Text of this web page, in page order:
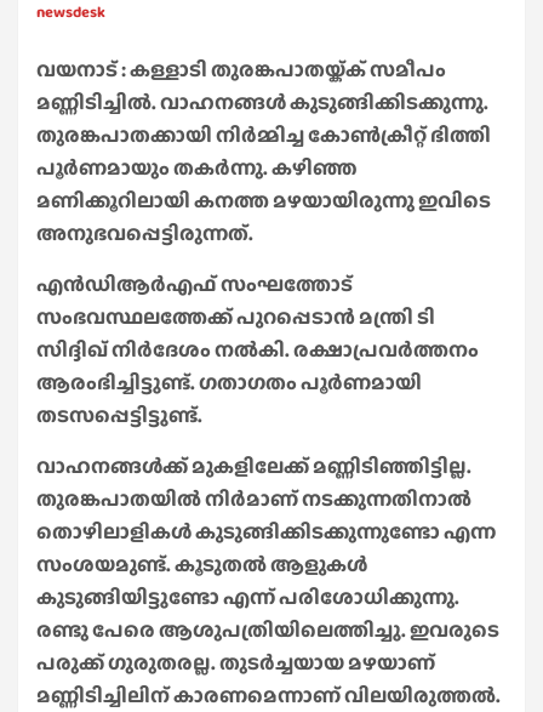
newsdesk
വയനാട് : കള്ളാടി തുരങ്കപാതയ്ക്ക് സമീപം
മണ്ണിടിച്ചിൽ. വാഹനങ്ങൾ കുടുങ്ങിക്കിടക്കുന്നു.
തുരങ്കപാതക്കായി നിർമ്മിച്ച കോൺക്രീറ്റ് ഭിത്തി
പൂർണമായും തകർന്നു. കഴിഞ്ഞ
മണിക്കൂറിലായി കനത്ത മഴയായിരുന്നു ഇവിടെ
അനുഭവപ്പെട്ടിരുന്നത്.
എന്‍ഡിആര്‍എഫ് സംഘത്തോട്
സംഭവസ്ഥലത്തേക്ക് പുറപ്പെടാന്‍ മന്ത്രി ടി
സിദ്ദിഖ് നിര്‍ദേശം നല്‍കി. രക്ഷാപ്രവര്‍ത്തനം
ആരംഭിച്ചിട്ടുണ്ട്. ഗതാഗതം പൂര്‍ണമായി
തടസപ്പെട്ടിട്ടുണ്ട്.
വാഹനങ്ങള്‍ക്ക് മുകളിലേക്ക് മണ്ണിടിഞ്ഞിട്ടില്ല.
തുരങ്കപാതയില്‍ നിര്‍മാണ് നടക്കുന്നതിനാല്‍
തൊഴിലാളികള്‍ കുടുങ്ങിക്കിടക്കുന്നുണ്ടോ എന്ന
സംശയമുണ്ട്. കൂടുതൽ ആളുകൾ
കുടുങ്ങിയിട്ടുണ്ടോ എന്ന് പരിശോധിക്കുന്നു.
രണ്ടു പേരെ ആശുപത്രിയിലെത്തിച്ചു. ഇവരുടെ
പരുക്ക് ​ഗുരുതരല്ല. തുടർച്ചയായ മഴയാണ്
മണ്ണിടിച്ചിലിന് കാരണമെന്നാണ് വിലയിരുത്തൽ.